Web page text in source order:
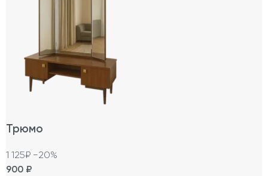
Трюмо
1 125₽ −20%
900 ₽